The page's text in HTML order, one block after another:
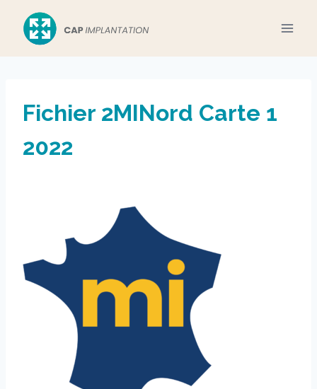
contenu
Fichier 2MINord Carte 1
2022